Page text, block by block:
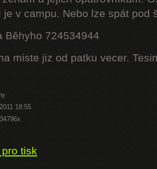
je v campu. Nebo lze spát pod
Běhyho 724534944
miste jiz od patku vecer.
18:55
tisk